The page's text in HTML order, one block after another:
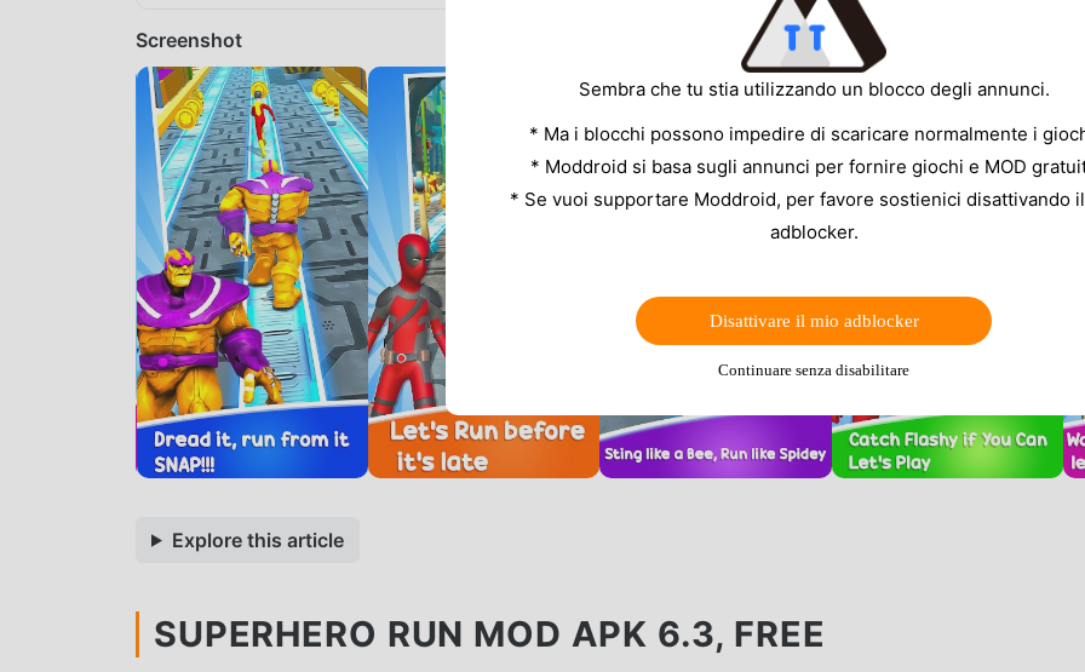
Screenshot
Explore this article
SUPERHERO RUN MOD APK 6.3, FREE
Sembra che tu stia utilizzando un blocco degli annunci.
* Ma i blocchi possono impedire di scaricare normalmente i
* Moddroid si basa sugli annunci per fornire giochi e MOD
* Se vuoi supportare Moddroid, per favore sostienici disattivando
adblocker.
Disattivare il mio adblocker
Continuare senza disabilitare